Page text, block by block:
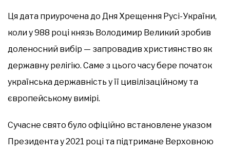
Ця дата приурочена до Дня Хрещення Русі-України,
коли у 988 році князь Володимир Великий зробив
доленосний вибір — запровадив християнство як
державну релігію. Саме з цього часу бере початок
українська державність у її цивілізаційному та
європейському вимірі.
Сучасне свято було офіційно встановлене указом
Президента у 2021 році та підтримане Верховною